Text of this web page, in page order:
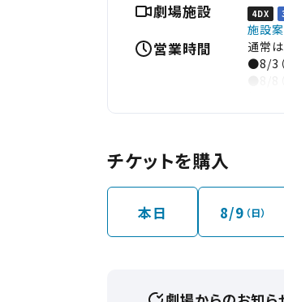
劇場施設 4DX
施設
営業時間
通常
●8/3
○【A1
※21時
チケットを購入
本日 8/9 （日）